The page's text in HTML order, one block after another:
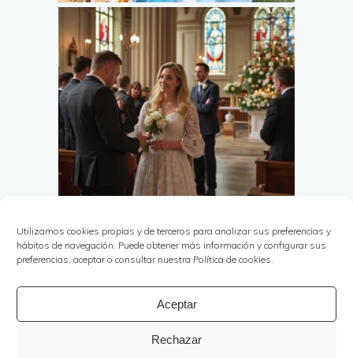
Utilizamos cookies propias y de terceros para analizar sus preferencias y
hábitos de navegación. Puede obtener más información y configurar sus
preferencias, aceptar o consultar nuestra Política de cookies.
Aceptar
Rechazar
Copyright © Ana Rojas Eventos 2025. | Todos los